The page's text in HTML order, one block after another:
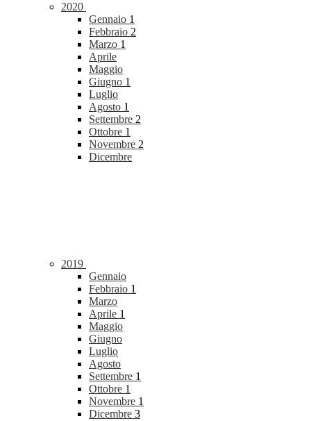
2020
Gennaio 1
Febbraio 2
Marzo 1
Aprile
Maggio
Giugno 1
Luglio
Agosto 1
Settembre 2
Ottobre 1
Novembre 2
Dicembre
2019
Gennaio
Febbraio 1
Marzo
Aprile 1
Maggio
Giugno
Luglio
Agosto
Settembre 1
Ottobre 1
Novembre 1
Dicembre 3